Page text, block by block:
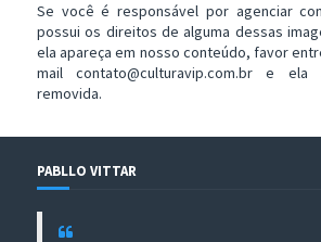
Se você é responsável por agenciar
possui os direitos de alguma dessas
ela apareça em nosso conteúdo, favor
mail contato@culturavip.com.br e ela
removida.
PABLLO VITTAR